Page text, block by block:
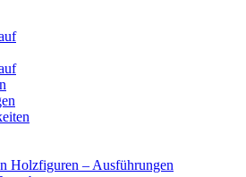
Holzfiguren – Ausführungen